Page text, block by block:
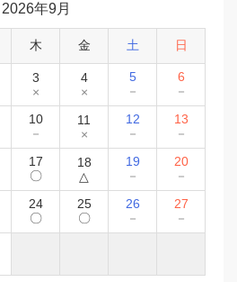
2026年9月
木 金 土 日
3
×
4
×
5
－
6
－
10
－
11
×
12
－
13
－
17
〇
18
△
19
－
20
－
24
〇
25
〇
26
－
27
－